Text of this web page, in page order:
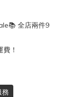
全店兩件9
！
務